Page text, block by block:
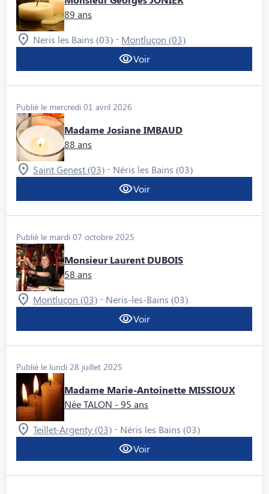
89 ans
Neris les Bains (03) - Montluçon (03)
Voir
Publié le mercredi 01 avril 2026
Madame Josiane IMBAUD
88 ans
Saint Genest (03) - Néris les Bains (03)
Voir
Publié le mardi 07 octobre 2025
Monsieur Laurent DUBOIS
58 ans
Montluçon (03) - Neris-les-Bains (03)
Voir
Publié le lundi 28 juillet 2025
Madame Marie-Antoinette MISSIOUX
Née TALON - 95 ans
Teillet-Argenty (03) - Néris les Bains (03)
Voir